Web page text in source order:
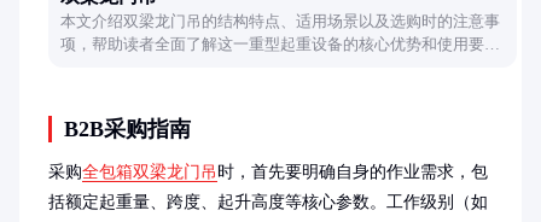
本文介绍双梁龙门吊的结构特点、适用场景以及选购时的注意事
项，帮助读者全面了解这一重型起重设备的核心优势和使用要
B2B采购指南
采购全包箱双梁龙门吊 时，首先要明确自身的作业需求，包
括额定起重量、跨度、起升高度等核心参数。工作级别（如